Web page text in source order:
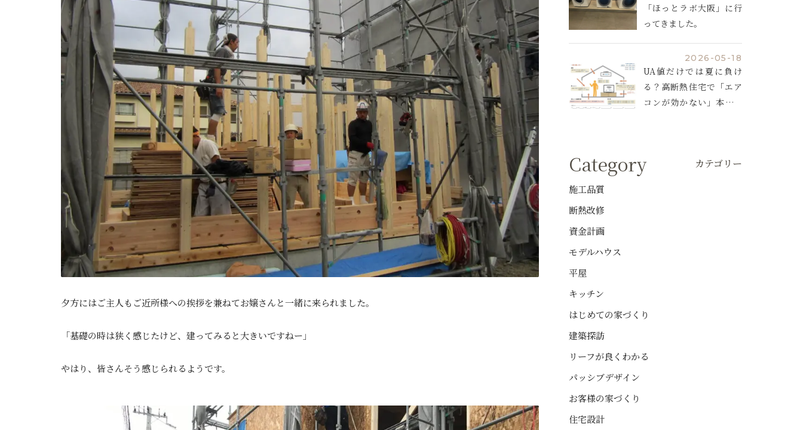
夕方にはご主人もご近所様への挨拶を兼ねてお嬢さんと一緒に来られました。
「基礎の時は狭く感じたけど、建ってみると大きいですねー」
やはり、皆さんそう感じられるようです。
「ほっとラボ大阪」に行
ってきました。
2026-05-18
UA値だけでは夏に負け
る？高断熱住宅で「エア
コンが効かない」本当の
Category カテゴリー
施工品質
断熱改修
資金計画
モデルハウス
平屋
キッチン
はじめての家づくり
建築探訪
リーフが良くわかる
パッシブデザイン
お客様の家づくり
住宅設計